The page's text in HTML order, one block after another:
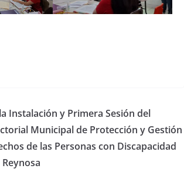
Instalación y Primera Sesión del
Municipal de Protección y Gestión
de las Personas con Discapacidad
Reynosa